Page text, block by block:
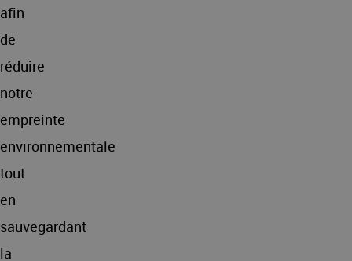
afin
de
réduire
notre
empreinte
environnementale
tout
en
sauvegardant
la